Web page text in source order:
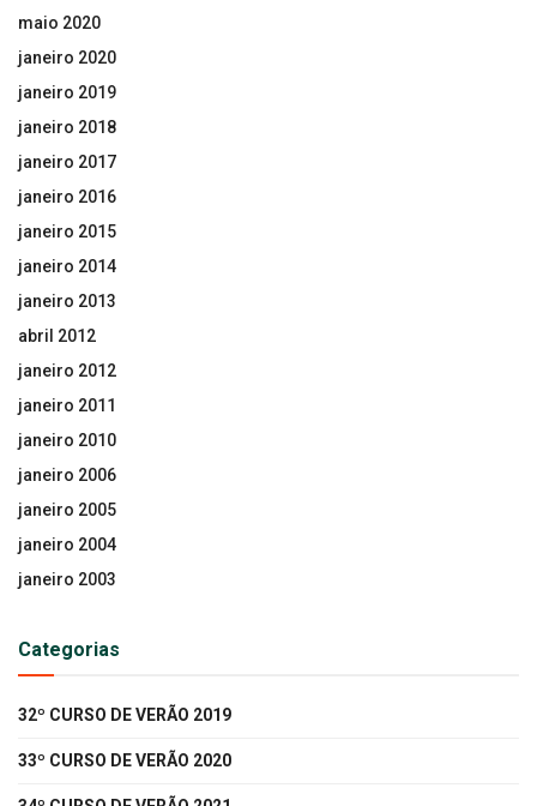
maio 2020
janeiro 2020
janeiro 2019
janeiro 2018
janeiro 2017
janeiro 2016
janeiro 2015
janeiro 2014
janeiro 2013
abril 2012
janeiro 2012
janeiro 2011
janeiro 2010
janeiro 2006
janeiro 2005
janeiro 2004
janeiro 2003
Categorias
32º CURSO DE VERÃO 2019
33º CURSO DE VERÃO 2020